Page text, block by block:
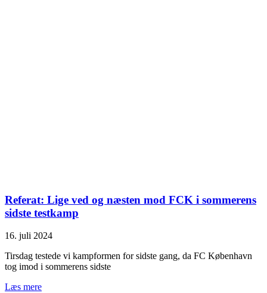
Referat: Lige ved og næsten mod FCK i sommerens
sidste testkamp
16. juli 2024
Tirsdag testede vi kampformen for sidste gang, da FC København
tog imod i sommerens sidste
Læs mere